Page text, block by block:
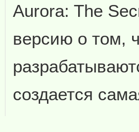
Aurora: The
версию о том,
создается